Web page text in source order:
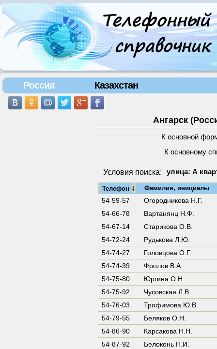
Россия Казахстан
Ангарск
К основной
К основному
Условия поиска: улица: А
Телефон ↓ Фамилия, инициалы
54-59-57
Огородникова Н.Г.
54-66-78
Вартанянц Н.Ф.
54-67-14
Старикова О.В.
54-72-24
Рудькова Л.Ю.
54-74-27
Головцова О.Г.
54-74-39
Фролов В.А.
54-75-80
Юргина О.Н.
54-75-92
Чусовская Л.В.
54-76-03
Трофимова Ю.В.
54-79-55
Беляков О.Н.
54-86-90
Карсакова Н.Н.
54-87-92
Белоконь Н.И.